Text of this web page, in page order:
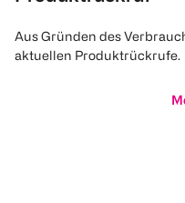
Aus Gründen des
aktuellen Produktrückrufe.